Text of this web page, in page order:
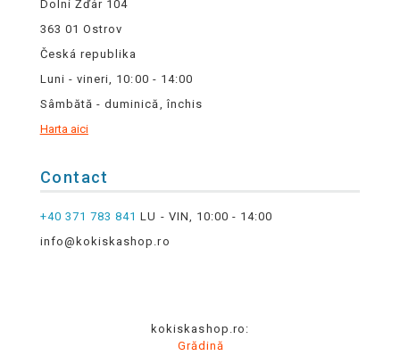
Dolní Žďár 104
363 01 Ostrov
Česká republika
Luni - vineri, 10:00 - 14:00
Sâmbătă - duminică, închis
Harta aici
Contact
+40 371 783 841 LU - VIN, 10:00 - 14:00
info@kokiskashop.ro
kokiskashop.ro:
Grădină